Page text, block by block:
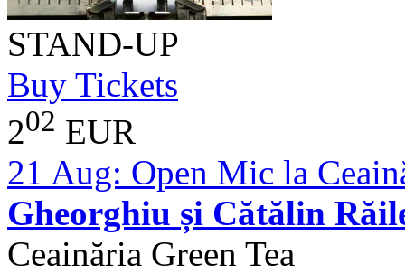
STAND-UP
Buy Tickets
202 EUR
21 Aug: Open Mic la
Gheorghiu și Cătălin
Ceainăria Green Tea